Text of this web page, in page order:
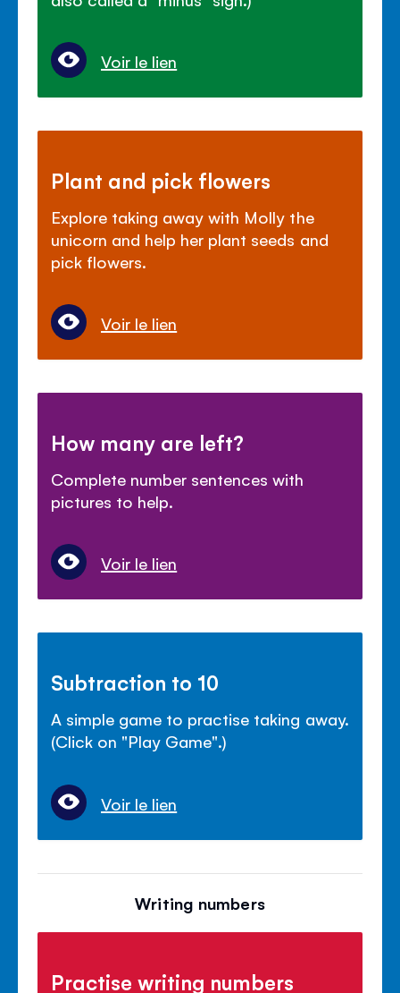
Voir le lien
Plant and pick flowers
Explore taking away with Molly the
unicorn and help her plant seeds and
pick flowers.
Voir le lien
How many are left?
Complete number sentences with
pictures to help.
Voir le lien
Subtraction to 10
A simple game to practise taking away.
(Click on "Play Game".)
Voir le lien
Writing numbers
Practise writing numbers